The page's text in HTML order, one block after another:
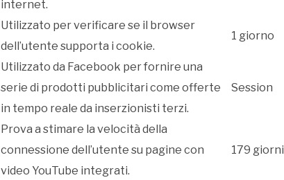
internet.
Utilizzato per verificare se il browser
dell’utente supporta i cookie.
1 giorno
Utilizzato da Facebook per fornire una
serie di prodotti pubblicitari come offerte
in tempo reale da inserzionisti terzi.
Session
Prova a stimare la velocità della
connessione dell’utente su pagine con
video YouTube integrati.
179 giorni